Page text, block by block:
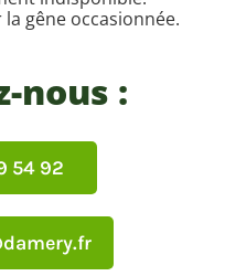
gêne occasionnée.
nous :
54 92